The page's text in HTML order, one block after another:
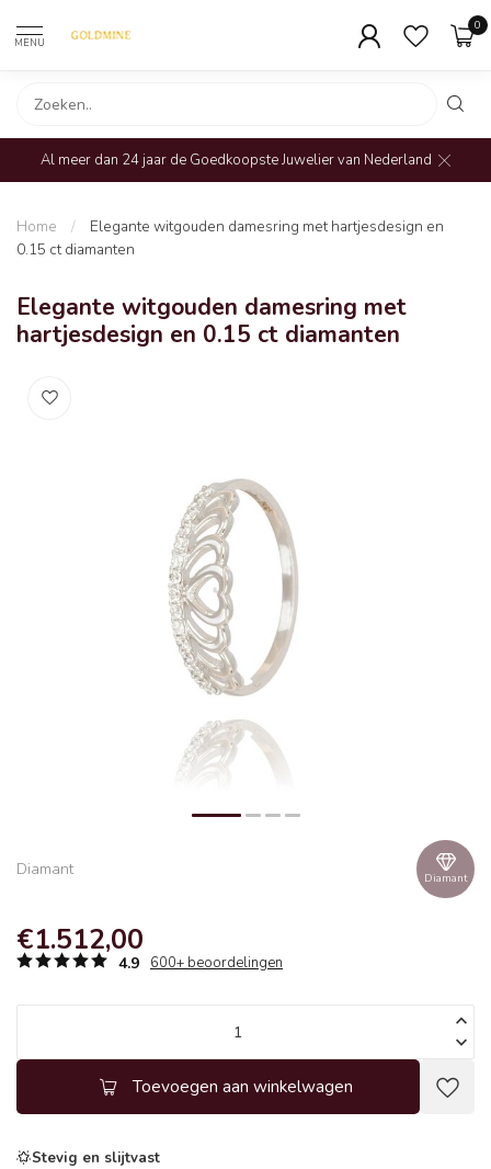
MENU
0
Al meer dan 24 jaar de Goedkoopste Juwelier van Nederland
Home /
Elegante witgouden damesring met hartjesdesign en
0.15 ct diamanten
Elegante witgouden damesring met
hartjesdesign en 0.15 ct diamanten
Diamant Diamant
€1.512,00
4.9 600+ beoordelingen
Toevoegen aan winkelwagen
Stevig en slijtvast